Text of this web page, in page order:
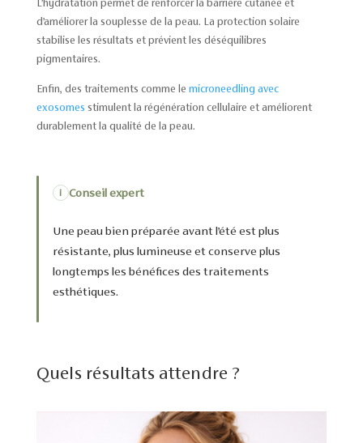
L’hydratation permet de renforcer la barrière cutanée et
d’améliorer la souplesse de la peau. La protection solaire
stabilise les résultats et prévient les déséquilibres
pigmentaires.
Enfin, des traitements comme le microneedling avec
exosomes stimulent la régénération cellulaire et améliorent
durablement la qualité de la peau.
i Conseil expert
Une peau bien préparée avant l’été est plus
résistante, plus lumineuse et conserve plus
longtemps les bénéfices des traitements
esthétiques.
Quels résultats attendre ?